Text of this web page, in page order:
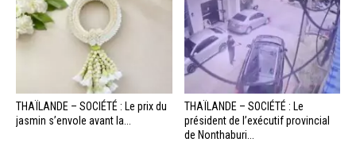
THAÏLANDE – SOCIÉTÉ : Le prix du
jasmin s’envole avant la...
THAÏLANDE – SOCIÉTÉ : Le
président de l’exécutif provincial
de Nonthaburi...